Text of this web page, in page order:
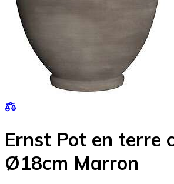
Ernst Pot en terre
Ø18cm Marron